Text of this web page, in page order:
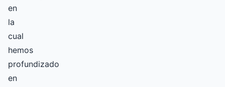
en
la
cual
hemos
profundizado
en